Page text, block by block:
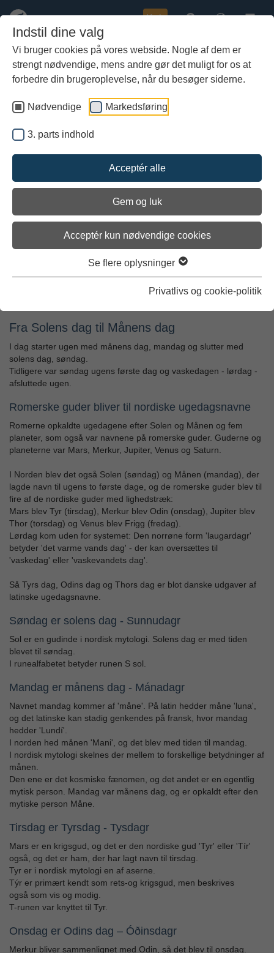
Indstil dine valg
Vi bruger cookies på vores webside. Nogle af dem er
strengt nødvendige, mens andre gør det muligt for os at
forbedre din brugeroplevelse, når du besøger siderne.
Nødvendige Markedsføring
3. parts indhold
Acceptér alle
Gem og luk
Acceptér kun nødvendige cookies
Se flere oplysninger
Privatlivs og cookie-politik
indhold
Køb
Ugedagenes oprindelige navne og
betydning i vikingetiden
Ugedagenes navne lyder meget nordiske: Tyrs dag, Odins dag,
Thors dag.
Men faktisk er de fleste af ugedagenes navne oversættelser af
Fra Solens dag til Månens dag
I dag starter ugen med månens dag, mandag og slutter med
solens dag, søndag.
Tidligere var søndag ugens første dag og vaskedagen - lørdag -
afsluttede ugen.
Romerske guder bliver til nordiske ugedagsnavne
Romerne opkaldte ugedagene efter Solen og Månen og fem
planeter, som også var navnene på romerske guder. Guderne og
planeterne var Mars, Merkur, Jupiter, Venus og Saturn.
I Norden blev det også Solen (søndag) og Månen (mandag), der
lagde navn til ugens to første dage, og de romerske guder blev til
fire af de nordiske guder med lighedstræk:
Mars blev Tyr (tirsdag), Merkur blev Odin (onsdag), Jupiter blev
Thor (torsdag) og Venus blev Frigg (fredag).
Lørdag kom uden for systemet: Den norrøne form 'laugardagr'
betyder 'det varme vands dag' - der kan oversættes til
'vaskedag' eller 'vaskevandets dag'.
Så Tyrs dag, Odins dag og Thors dag er blot danske udgaver af
latinske ugedagsnavne.
Søndag er solens dag - Sunnudagr
Sol er en gudinde i nordisk mytologi. Solens dag er med tiden
blevet til søndag.
I runealfabetet betyder runen S sol.
Mandag er månens dag - Mánadagr
Navnet mandag kommer af 'måne'. På latin hedder måne 'luna',
og det latinske kan stadig genkendes på fransk, hvor mandag
hedder 'Lundí'.
I norden hed månen 'Mani', og det blev med tiden til mandag.
I nordisk mytologi skelnes der mellem to forskellige betydninger af
månen.
Den ene er det kosmiske fænomen, og det andet er en egentlig
mytisk person. Mandag var månens dag, og er opkaldt efter den
mytiske person Måne.
Tirsdag er Tyrsdag - Tysdagr
Mars er en krigsgud, og det er den nordiske gud 'Tyr' eller 'Tír'
også, og det er ham, der har lagt navn til tirsdag.
Tyr er i nordisk mytologi en af aserne.
Týr er primært kendt som rets-og krigsgud, men beskrives
også som vis og modig.
T-runen var knyttet til Tyr.
Onsdag er Odins dag – Óðinsdagr
Merkur bliver sammenlignet med Odin, så det blev til onsdag.